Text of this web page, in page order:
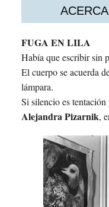
FUGA EN LILA
Había que escribir sin
El cuerpo se acuerda
lámpara.
Si silencio es tentación
AlejandraPizarnik,